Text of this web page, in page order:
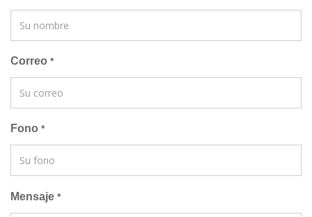
Correo *
Fono *
Mensaje *